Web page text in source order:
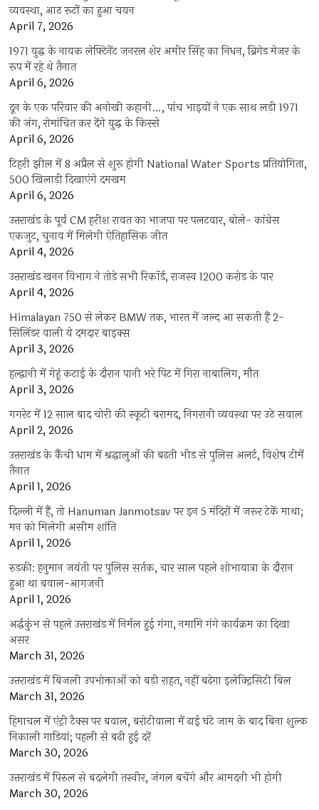
व्यवस्था, आठ रूटों का हुआ चयन
April 7, 2026
1971 युद्ध के नायक लेफ्टिनेंट जनरल शेर अमीर सिंह का निधन, ब्रिगेड मेजर के
रूप में रहे थे तैनात
April 6, 2026
दून के एक परिवार की अनोखी कहानी…, पांच भाइयों ने एक साथ लड़ी 1971
की जंग, रोमांचित कर देंगे युद्ध के किस्से
April 6, 2026
टिहरी झील में 8 अप्रैल से शुरू होगी National Water Sports प्रतियोगिता,
500 खिलाड़ी दिखाएंगे दमखम
April 6, 2026
उत्तराखंड के पूर्व CM हरीश रावत का भाजपा पर पलटवार, बोले- कांग्रेस
एकजुट, चुनाव में मिलेगी ऐतिहासिक जीत
April 4, 2026
उत्तराखंड खनन विभाग ने तोड़े सभी रिकॉर्ड, राजस्व 1200 करोड़ के पार
April 4, 2026
Himalayan 750 से लेकर BMW तक, भारत में जल्द आ सकती हैं 2-
सिलिंडर वाली ये दमदार बाइक्स
April 3, 2026
हल्द्वानी में गेहूं कटाई के दौरान पानी भरे पिट में गिरा नाबालिग, मौत
April 3, 2026
गगरेट में 12 साल बाद चोरी की स्कूटी बरामद, निगरानी व्यवस्था पर उठे सवाल
April 2, 2026
उत्तराखंड के कैंची धाम में श्रद्धालुओं की बढ़ती भीड़ से पुलिस अलर्ट, विशेष टीमें
तैनात
April 1, 2026
दिल्ली में हैं, तो Hanuman Janmotsav पर इन 5 मंदिरों में जरूर टेकें माथा;
मन को मिलेगी असीम शांति
April 1, 2026
रुड़की: हनुमान जयंती पर पुलिस सर्तक, चार साल पहले शोभायात्रा के दौरान
हुआ था बवाल-आगजनी
April 1, 2026
अर्द्धकुंभ से पहले उत्तराखंड में निर्मल हुई गंगा, नमामि गंगे कार्यक्रम का दिखा
असर
March 31, 2026
उत्तराखंड में बिजली उपभोक्ताओं को बड़ी राहत, नहीं बढ़ेगा इलेक्ट्रिसिटी बिल
March 31, 2026
हिमाचल में एंट्री टैक्स पर बवाल, बरोटीवाला में ढाई घंटे जाम के बाद बिना शुल्क
निकाली गाड़ियां; पहली से बढ़ी हुई दरें
March 30, 2026
उत्तराखंड में पिरुल से बदलेगी तस्वीर, जंगल बचेंगे और आमदनी भी होगी
March 30, 2026